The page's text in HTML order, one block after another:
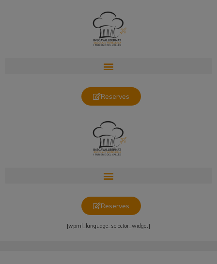
Reserves
Reserves
[wpml_language_selector_widget]